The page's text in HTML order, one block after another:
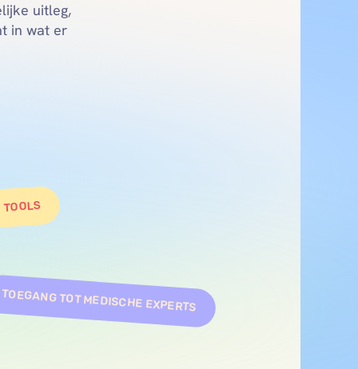
uitleg,
in wat er
TOEGANG TOT MEDISCHE EXPERTS
TOOLS